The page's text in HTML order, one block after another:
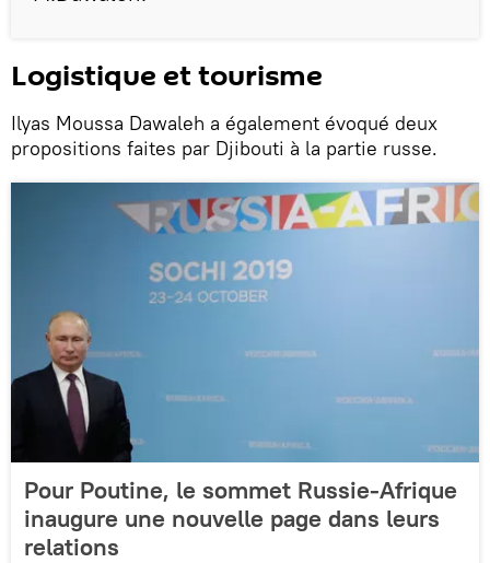
Logistique et tourisme
Ilyas Moussa Dawaleh a également évoqué deux
propositions faites par Djibouti à la partie russe.
Pour Poutine, le sommet Russie-Afrique
inaugure une nouvelle page dans leurs
relations